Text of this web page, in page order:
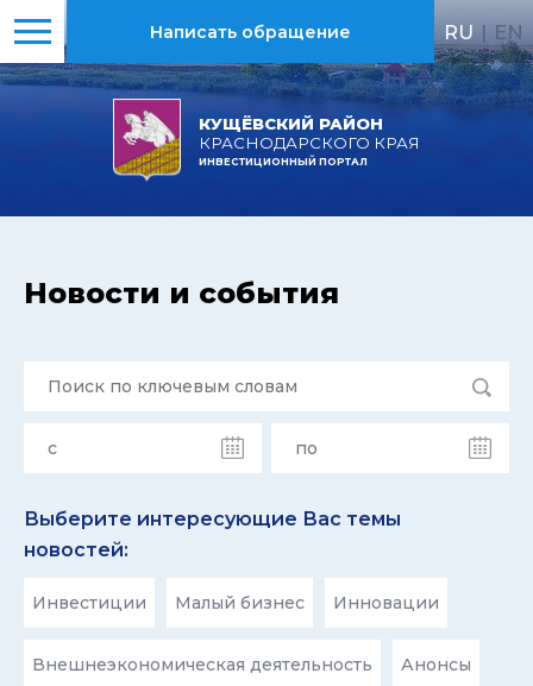
КУЩЁВСКИЙ РАЙОН
КРАСНОДАРСКОГО КРАЯ
ИНВЕСТИЦИОННЫЙ ПОРТАЛ
Написать обращение RU | EN
Новости и события
Выберите интересующие Вас темы
новостей:
Инвестиции Малый бизнес Инновации
Внешнеэкономическая деятельность Анонсы